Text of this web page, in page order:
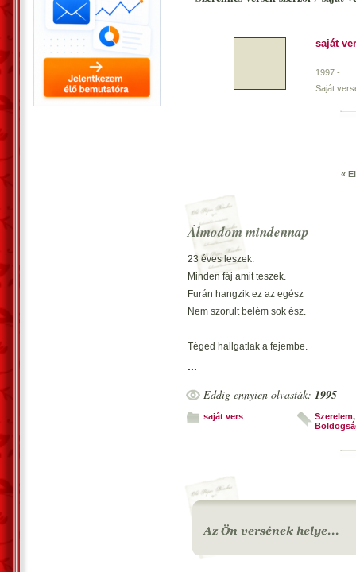
saját
1997 -
Saját
«
Álmodom mindennap
23 éves leszek.
Minden fáj amit teszek.
Furán hangzik ez az egész
Nem szorult belém sok ész.
Téged hallgatlak a fejembe.
Csak ne küldj el: kabát, kalap.
Szembe megyek én a világgal.
A nevemet mélyen karcoltam,
...
Eddig ennyien olvasták: 1995
saját vers Szerelem,